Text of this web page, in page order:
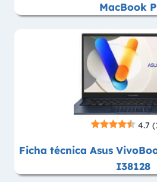
MacBook
4.7
Ficha técnica Asus
I38128